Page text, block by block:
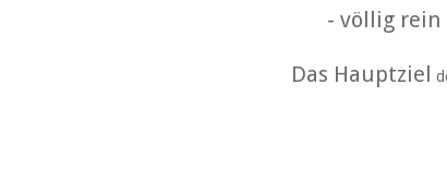
- völlig rein
Das Hauptziel